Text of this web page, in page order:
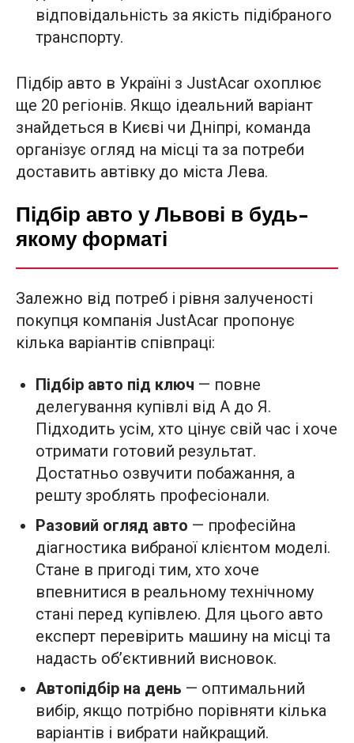
відповідальність за якість підібраного
транспорту.
Підбір авто в Україні з JustAcar охоплює
ще 20 регіонів. Якщо ідеальний варіант
знайдеться в Києві чи Дніпрі, команда
організує огляд на місці та за потреби
доставить автівку до міста Лева.
Підбір авто у Львові в будь-
якому форматі
Залежно від потреб і рівня залученості
покупця компанія JustAcar пропонує
кілька варіантів співпраці:
Підбір авто під ключ — повне
делегування купівлі від А до Я.
Підходить усім, хто цінує свій час і хоче
отримати готовий результат.
Достатньо озвучити побажання, а
решту зроблять професіонали.
Разовий огляд авто — професійна
діагностика вибраної клієнтом моделі.
Стане в пригоді тим, хто хоче
впевнитися в реальному технічному
стані перед купівлею. Для цього авто
експерт перевірить машину на місці та
надасть об’єктивний висновок.
Автопідбір на день — оптимальний
вибір, якщо потрібно порівняти кілька
варіантів і вибрати найкращий.